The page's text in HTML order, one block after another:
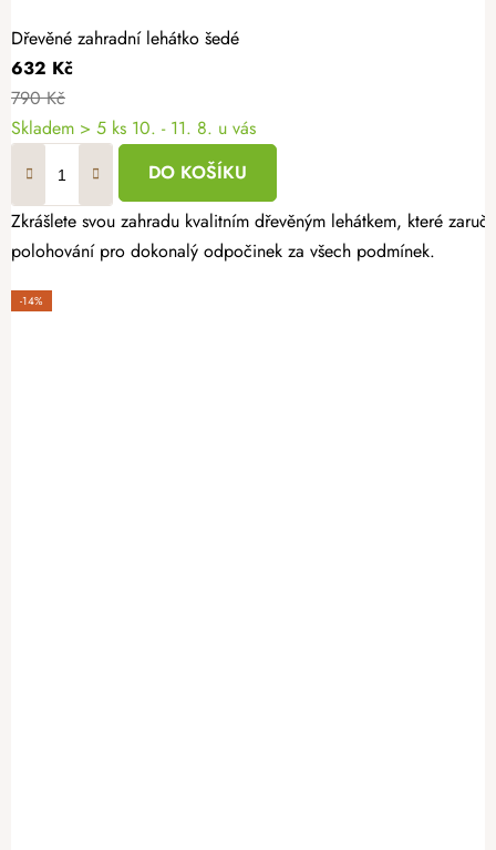
Dřevěné zahradní lehátko šedé
632 Kč
790 Kč
Skladem > 5 ks 10. - 11. 8. u vás
DO KOŠÍKU
Zkrášlete svou zahradu kvalitním dřevěným lehátkem, které
polohování pro dokonalý odpočinek za všech podmínek.
-14%